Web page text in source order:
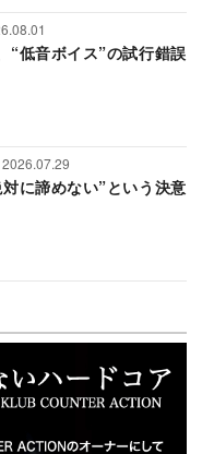
“低音ボイス”の試行錯誤
2026.07.29
に諦めない”という決意